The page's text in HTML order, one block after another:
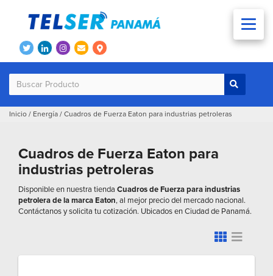
Inicio / Energía / Cuadros de Fuerza Eaton para industrias petroleras
Cuadros de Fuerza Eaton para
industrias petroleras
Disponible en nuestra tienda Cuadros de Fuerza para industrias
petrolera de la marca Eaton, al mejor precio del mercado nacional.
Contáctanos y solicita tu cotización. Ubicados en Ciudad de Panamá.